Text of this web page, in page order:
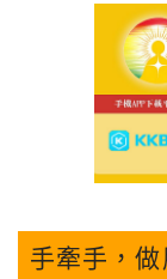
手牽手，做